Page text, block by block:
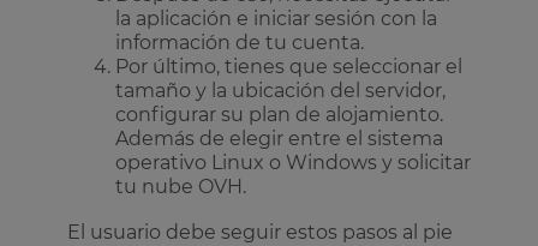
la aplicación e iniciar sesión con la
información de tu cuenta.
Por último, tienes que seleccionar el
tamaño y la ubicación del servidor,
configurar su plan de alojamiento.
Además de elegir entre el sistema
operativo Linux o Windows y solicitar
tu nube OVH.
El usuario debe seguir estos pasos al pie